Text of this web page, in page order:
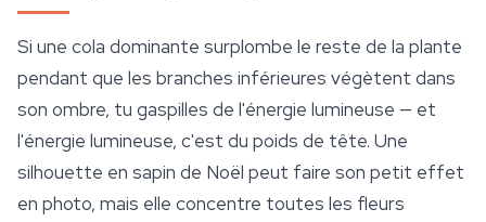
Si une cola dominante surplombe le reste de la plante
pendant que les branches inférieures végètent dans
son ombre, tu gaspilles de l'énergie lumineuse — et
l'énergie lumineuse, c'est du poids de tête. Une
silhouette en sapin de Noël peut faire son petit effet
en photo, mais elle concentre toutes les fleurs